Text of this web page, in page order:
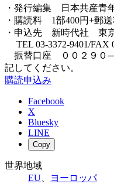
・発行編集 日本共産青
・購読料 1部400円+郵
・申込先 新時代社 東
TEL 03-3372-9401/FAX
振替口座 ００２９０─
記してください。
購読申込み
Facebook
X
Bluesky
LINE
Copy
世界地域
EU
ヨーロッパ